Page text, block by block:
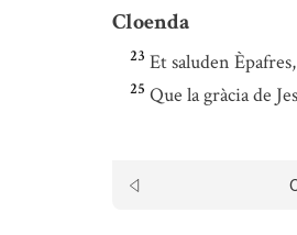
Cloenda
23 Et saluden Èpafres,
25 Que la gràcia de